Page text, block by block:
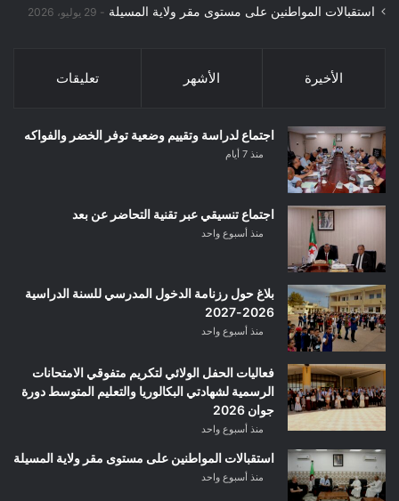
استقبالات المواطنين على مستوى مقر ولاية المسيلة 29 يوليو، 2026
الأخيرة الأشهر تعليقات
اجتماع لدراسة وتقييم وضعية توفر الخضر والفواكه
منذ 7 أيام
اجتماع تنسيقي عبر تقنية التحاضر عن بعد
منذ أسبوع واحد
بلاغ حول رزنامة الدخول المدرسي للسنة الدراسية
2026-2027
منذ أسبوع واحد
فعاليات الحفل الولائي لتكريم متفوقي الامتحانات
الرسمية لشهادتي البكالوريا والتعليم المتوسط دورة
جوان 2026
منذ أسبوع واحد
استقبالات المواطنين على مستوى مقر ولاية المسيلة
منذ أسبوع واحد